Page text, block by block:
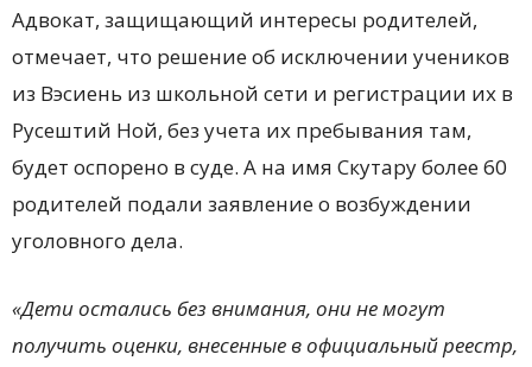
Адвокат, защищающий интересы родителей,
отмечает, что решение об исключении учеников
из Вэсиень из школьной сети и регистрации их в
Русештий Ной, без учета их пребывания там,
будет оспорено в суде. А на имя Скутару более 60
родителей подали заявление о возбуждении
уголовного дела.
«Дети остались без внимания, они не могут
получить оценки, внесенные в официальный реестр,